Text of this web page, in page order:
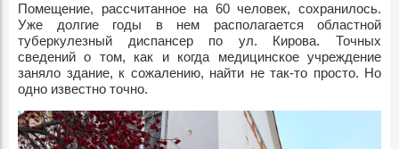
Помещение, рассчитанное на 60 человек, сохранилось.
Уже долгие годы в нем располагается областной
туберкулезный диспансер по ул. Кирова. Точных
сведений о том, как и когда медицинское учреждение
заняло здание, к сожалению, найти не так-то просто. Но
одно известно точно.